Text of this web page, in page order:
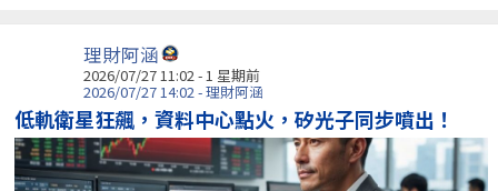
理財阿涵
2026/07/27 11:02 - 1 星期前
2026/07/27 14:02 - 理財阿涵
低軌衛星狂飆，資料中心點火，矽光子同步噴出！